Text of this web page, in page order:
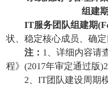
组建
IT服务团队组建期
状、稳定核心成员、确定
注： 1、详细内容请
程》(2017年审定通过版
2、IT团队建设周期